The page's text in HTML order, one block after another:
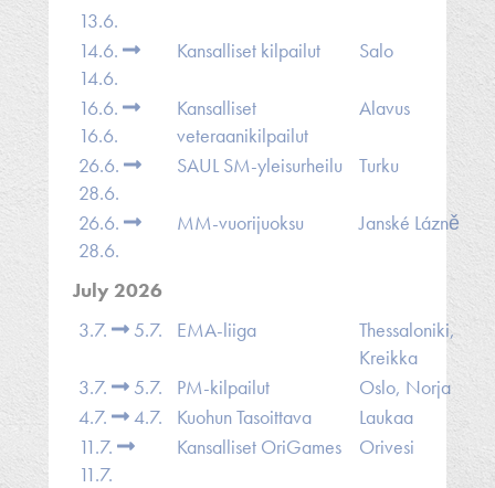
13.6.
14.6.
14.6.
Kansalliset kilpailut Salo
16.6.
16.6.
Kansalliset
veteraanikilpailut
Alavus
26.6.
28.6.
SAUL SM-yleisurheilu Turku
26.6.
28.6.
MM-vuorijuoksu Janské Lázně
July 2026
3.7.
5.7. EMA-liiga
Thessaloniki,
Kreikka
3.7.
5.7. PM-kilpailut
Oslo, Norja
4.7.
4.7. Kuohun Tasoittava
Laukaa
11.7.
11.7.
Kansalliset OriGames Orivesi